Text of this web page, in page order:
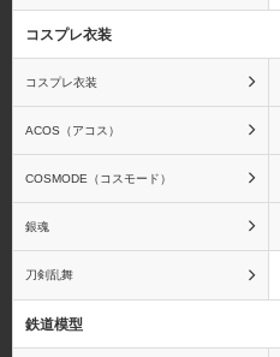
アクエリオンEVOL
アズールレーン
コスプレ衣装
コスプレ衣装
ACOS（アコス）
COSMODE（コスモード）
銀魂
刀剣乱舞
鉄道模型